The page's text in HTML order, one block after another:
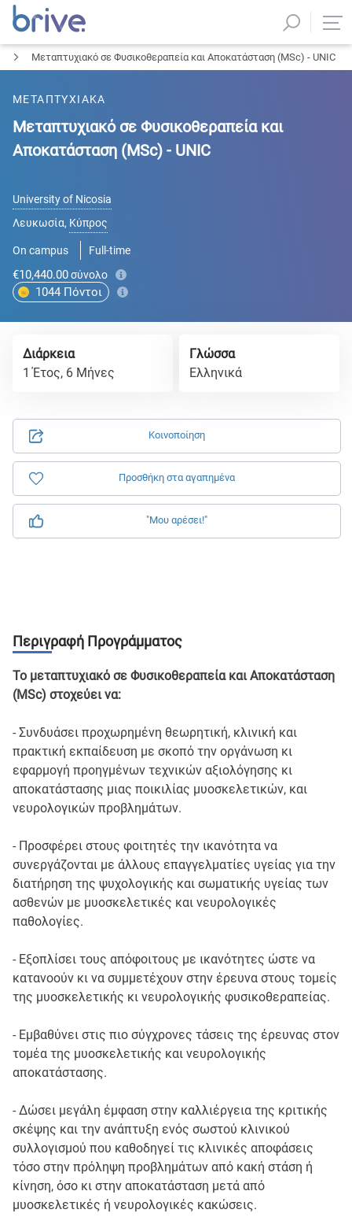
Μεταπτυχιακό σε Φυσικοθεραπεία και Αποκατάσταση (MSc) - UNIC
ΜΕΤΑΠΤΥΧΙΑΚΑ
Μεταπτυχιακό σε Φυσικοθεραπεία και
Αποκατάσταση (MSc) - UNIC
University of Nicosia
Λευκωσία, Κύπρος
On campus Full-time
€10,440.00σύνολο
1044 Πόντοι
Κοινοποίηση
Προσθήκη στα αγαπημένα
"Μου αρέσει!"
Διάρκεια
1 Έτος, 6 Μήνες
Γλώσσα
Ελληνικά
Περιγραφή Προγράμματος
Το μεταπτυχιακό σε Φυσικοθεραπεία και Αποκατάσταση
(MSc) στοχεύει να:
- Συνδυάσει προχωρημένη θεωρητική, κλινική και
πρακτική εκπαίδευση με σκοπό την οργάνωση κι
εφαρμογή προηγμένων τεχνικών αξιολόγησης κι
αποκατάστασης μιας ποικιλίας μυοσκελετικών, και
νευρολογικών προβλημάτων.
- Προσφέρει στους φοιτητές την ικανότητα να
συνεργάζονται με άλλους επαγγελματίες υγείας για την
διατήρηση της ψυχολογικής και σωματικής υγείας των
ασθενών με μυοσκελετικές και νευρολογικές
παθολογίες.
- Εξοπλίσει τους απόφοιτους με ικανότητες ώστε να
κατανοούν κι να συμμετέχουν στην έρευνα στους τομείς
της μυοσκελετικής κι νευρολογικής φυσικοθεραπείας.
- Εμβαθύνει στις πιο σύγχρονες τάσεις της έρευνας στον
τομέα της μυοσκελετικής και νευρολογικής
αποκατάστασης.
- Δώσει μεγάλη έμφαση στην καλλιέργεια της κριτικής
σκέψης και την ανάπτυξη ενός σωστού κλινικού
συλλογισμού που καθοδηγεί τις κλινικές αποφάσεις
τόσο στην πρόληψη προβλημάτων από κακή στάση ή
κίνηση, όσο κι στην αποκατάσταση μετά από
μυοσκελετικές ή νευρολογικές κακώσεις.